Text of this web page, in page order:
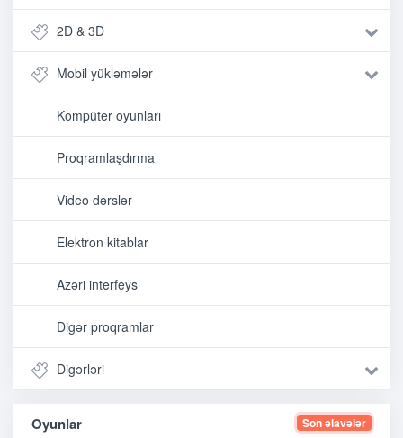
2D & 3D
Mobil yükləmələr
Kompüter oyunları
Proqramlaşdırma
Video dərslər
Elektron kitablar
Azəri interfeys
Digər proqramlar
Digərləri
Oyunlar Son əlavələr